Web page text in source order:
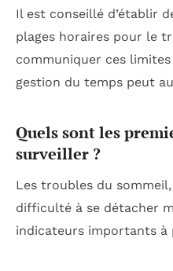
Il est conseillé d’établir
plages horaires pour le
communiquer ces
gestion du temps peut
Quels sont les
surveiller ?
Les troubles du
difficulté à se détacher
indicateurs importants à